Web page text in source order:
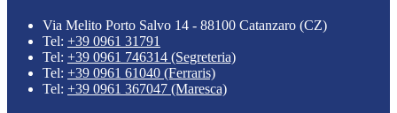
Via Melito Porto Salvo 14 - 88100 Catanzaro (CZ)
Tel: +39 0961 31791
Tel: +39 0961 746314 (Segreteria)
Tel: +39 0961 61040 (Ferraris)
Tel: +39 0961 367047 (Maresca)